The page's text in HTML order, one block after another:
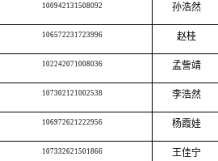
100942131508092 孙浩然
106572231723996 赵桂
102242071008036 孟訾靖
107302121002538 李浩然
106972621222956 杨霞娃
107332621501866 王佳宁